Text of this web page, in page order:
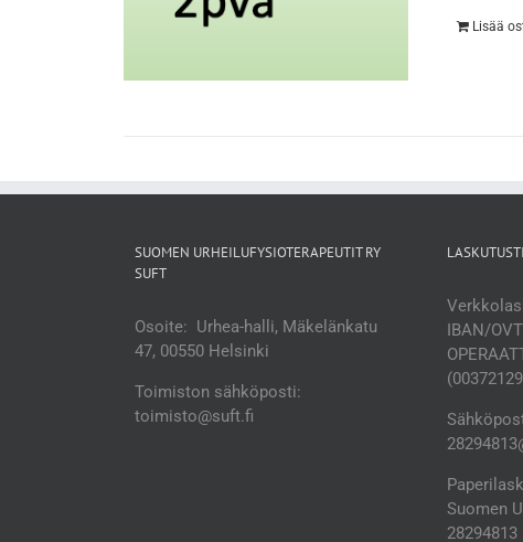
Lisää
SUOMEN URHEILUFYSIOTERAPEUTIT RY
SUFT
Osoite: Urhea-halli, Mäkelänkatu
47, 00550 Helsinki
Toimiston sähköposti:
toimisto@suft.fi
IBAN/
Suomen
28294813